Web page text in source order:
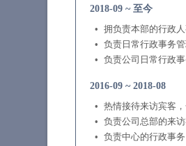
2018-09 ~ 至今
拥负责本部的行政
负责日常行政事务
负责公司日常行政
2016-09 ~ 2018-08
热情接待来访宾客
负责公司总部的来
负责中心的行政事